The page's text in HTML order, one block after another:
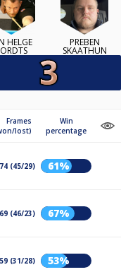
HELGE PREBEN
SKAATHUN
Frames
lost)
Win
percentage
74 (45/29) 61%
69 (46/23) 67%
59 (31/28) 53%